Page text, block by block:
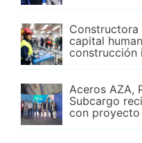
Constructora
capital
construcción
Aceros AZA,
Subcargo
con